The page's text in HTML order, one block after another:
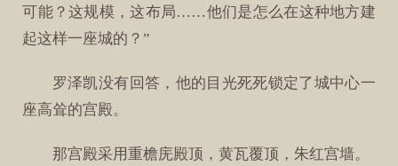
可能？这规模，这布局……他们是怎么在这种地方建
起这样一座城的？”
罗泽凯没有回答，他的目光死死锁定了城中心一
座高耸的宫殿。
那宫殿采用重檐庑殿顶，黄瓦覆顶，朱红宫墙。